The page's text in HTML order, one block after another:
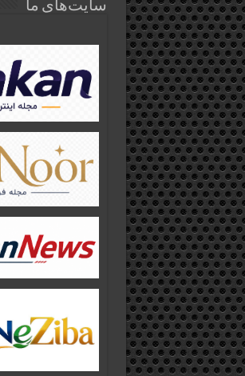
سایت‌های ما